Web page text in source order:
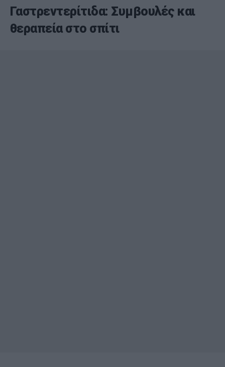
Γαστρεντερίτιδα: Συμβουλές και
θεραπεία στο σπίτι